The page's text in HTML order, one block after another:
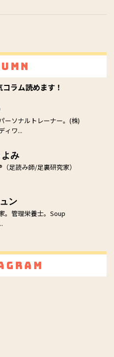
ラム読めます！
ーソナルトレーナー。(株)
ィワ...
み
足読み師/足裏研究家）
ン
。管理栄養士。Soup